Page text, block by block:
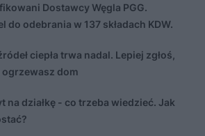
Dostawcy Węgla PGG.
do odebrania w 137 składach KDW.
ciepła trwa nadal. Lepiej zgłoś,
ogrzewasz dom
na działkę - co trzeba wiedzieć. Jak